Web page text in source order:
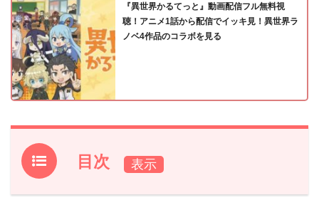
『異世界かるてっと』動画配信フル無料視
聴！アニメ1話から配信でイッキ見！異世界ラ
ノベ4作品のコラボを見る
目次
1.『異世界かるてっと』第7話あらすじ